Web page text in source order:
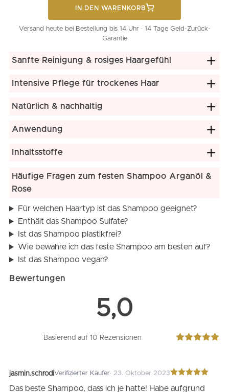
IN DEN WARENKORB
Versand heute bei Bestellung bis 14 Uhr · 14 Tage Geld-Zurück-
Garantie
Sanfte Reinigung & rosiges Haargefühl
Intensive Pflege für trockenes Haar
Natürlich & nachhaltig
Anwendung
Inhaltsstoffe
Häufige Fragen zum festen Shampoo Arganöl &
Rose
Für welchen Haartyp ist das Shampoo geeignet?
Enthält das Shampoo Sulfate?
Ist das Shampoo plastikfrei?
Wie bewahre ich das feste Shampoo am besten auf?
Ist das Shampoo vegan?
Bewertungen
5,0
Basierend auf 10 Rezensionen
jasmin.schrodiVerifizierter Käufer· 23. Oktober 2023
mit5von 5
Das beste Shampoo, dass ich je hatte! Habe aufgrund